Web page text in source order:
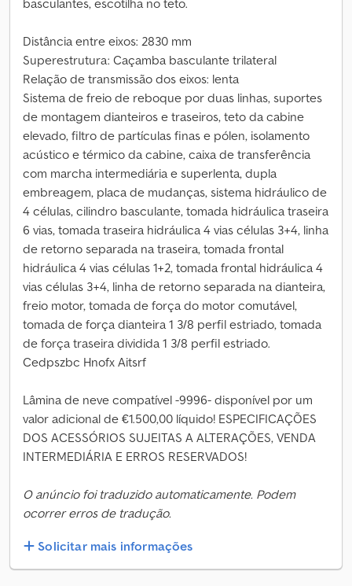
basculantes, escotilha no teto.
Distância entre eixos: 2830 mm
Superestrutura: Caçamba basculante trilateral
Relação de transmissão dos eixos: lenta
Sistema de freio de reboque por duas linhas, suportes
de montagem dianteiros e traseiros, teto da cabine
elevado, filtro de partículas finas e pólen, isolamento
acústico e térmico da cabine, caixa de transferência
com marcha intermediária e superlenta, dupla
embreagem, placa de mudanças, sistema hidráulico de
4 células, cilindro basculante, tomada hidráulica traseira
6 vias, tomada traseira hidráulica 4 vias células 3+4, linha
de retorno separada na traseira, tomada frontal
hidráulica 4 vias células 1+2, tomada frontal hidráulica 4
vias células 3+4, linha de retorno separada na dianteira,
freio motor, tomada de força do motor comutável,
tomada de força dianteira 1 3/8 perfil estriado, tomada
de força traseira dividida 1 3/8 perfil estriado.
Cedpszbc Hnofx Aitsrf
Lâmina de neve compatível -9996- disponível por um
valor adicional de €1.500,00 líquido! ESPECIFICAÇÕES
DOS ACESSÓRIOS SUJEITAS A ALTERAÇÕES, VENDA
INTERMEDIÁRIA E ERROS RESERVADOS!
O anúncio foi traduzido automaticamente. Podem
ocorrer erros de tradução.
Solicitar mais informações